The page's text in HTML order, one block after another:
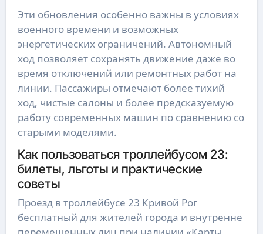
Эти обновления особенно важны в условиях
военного времени и возможных
энергетических ограничений. Автономный
ход позволяет сохранять движение даже во
время отключений или ремонтных работ на
линии. Пассажиры отмечают более тихий
ход, чистые салоны и более предсказуемую
работу современных машин по сравнению со
старыми моделями.
Как пользоваться троллейбусом 23:
билеты, льготы и практические
советы
Проезд в троллейбусе 23 Кривой Рог
бесплатный для жителей города и внутренне